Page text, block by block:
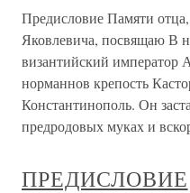
Предисловие Памяти
Яковлевича, посвящаю В
византийский император
норманнов крепость
Константинополь. Он
предродовых муках и
ПРЕДИСЛОВИЕ